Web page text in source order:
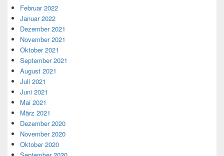
Februar 2022
Januar 2022
Dezember 2021
November 2021
Oktober 2021
September 2021
August 2021
Juli 2021
Juni 2021
Mai 2021
März 2021
Dezember 2020
November 2020
Oktober 2020